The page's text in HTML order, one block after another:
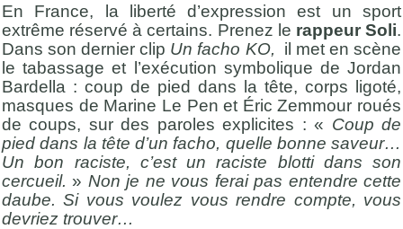
En France, la liberté d’expression est un sport
extrême réservé à certains. Prenez le rappeur Soli.
Dans son dernier clip Un facho KO, il met en scène
le tabassage et l’exécution symbolique de Jordan
Bardella : coup de pied dans la tête, corps ligoté,
masques de Marine Le Pen et Éric Zemmour roués
de coups, sur des paroles explicites : « Coup de
pied dans la tête d’un facho, quelle bonne saveur…
Un bon raciste, c’est un raciste blotti dans son
cercueil. » Non je ne vous ferai pas entendre cette
daube. Si vous voulez vous rendre compte, vous
devriez trouver…